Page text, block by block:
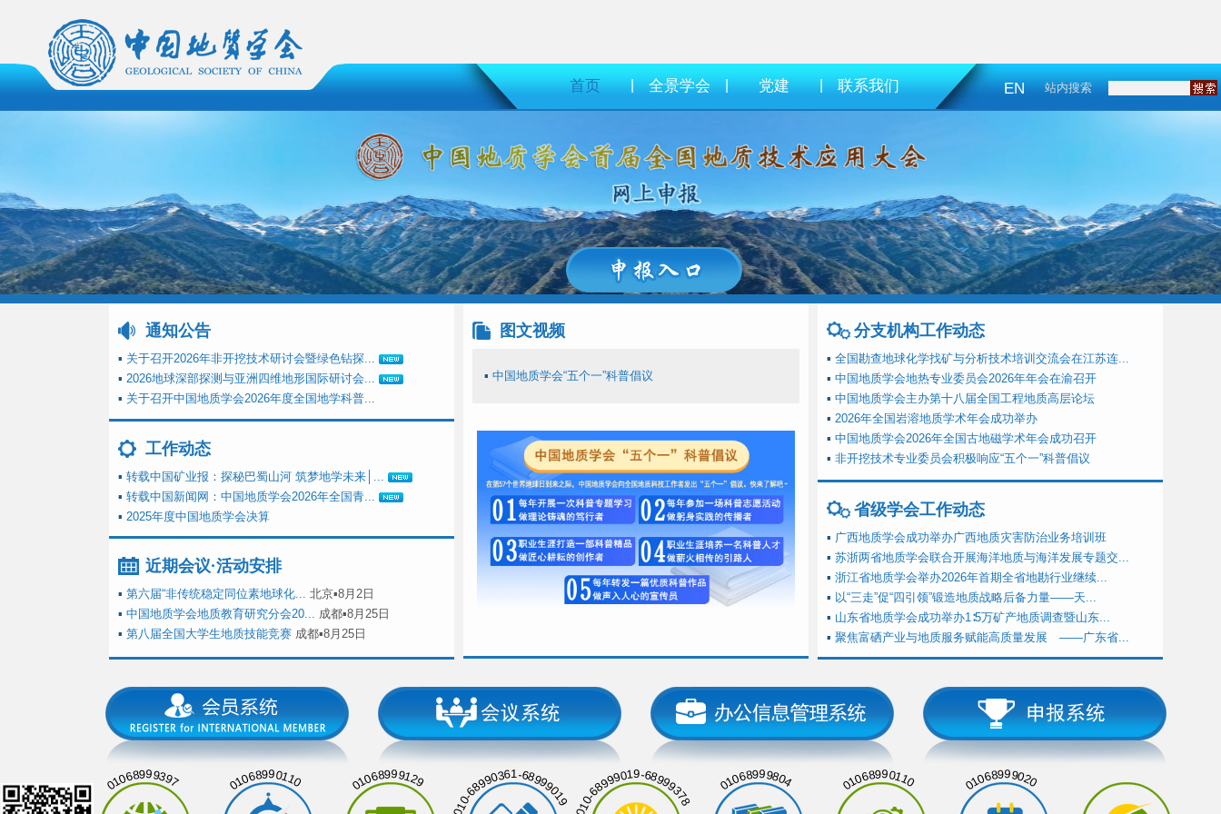
首页 | 全景学会 | 党建 | 联系我们 EN 站内搜索
通知公告
▪ 关于召开2026年非开挖技术研讨会暨绿色钻探...
▪ 2026地球深部探测与亚洲四维地形国际研讨会...
▪ 关于召开中国地质学会2026年度全国地学科普...
工作动态
▪ 转载中国矿业报：探秘巴蜀山河 筑梦地学未来│...
▪ 转载中国新闻网：中国地质学会2026年全国青...
▪ 2025年度中国地质学会决算
近期会议·活动安排
▪ 第六届“非传统稳定同位素地球化... 北京▪8月2日
▪ 中国地质学会地质教育研究分会20... 成都▪8月25日
▪ 第八届全国大学生地质技能竞赛 成都▪8月25日
图文视频
▪ 中国地质学会“五个一”科普倡议
分支机构工作动态
▪ 全国勘查地球化学找矿与分析技术培训交流会在江苏连...
▪ 中国地质学会地热专业委员会2026年年会在渝召开
▪ 中国地质学会主办第十八届全国工程地质高层论坛
▪ 2026年全国岩溶地质学术年会成功举办
▪ 中国地质学会2026年全国古地磁学术年会成功召开
▪ 非开挖技术专业委员会积极响应“五个一”科普倡议
省级学会工作动态
▪ 广西地质学会成功举办广西地质灾害防治业务培训班
▪ 苏浙两省地质学会联合开展海洋地质与海洋发展专题交...
▪ 浙江省地质学会举办2026年首期全省地勘行业继续...
▪ 以“三走”促“四引领”锻造地质战略后备力量——天...
▪ 山东省地质学会成功举办1∶5万矿产地质调查暨山东...
▪ 聚焦富硒产业与地质服务赋能高质量发展 ——广东省...
01068999397 01068990110 01068999129 010-68990361-68999019 010-68999019-68999378 01068999804 01068990110 01068999020